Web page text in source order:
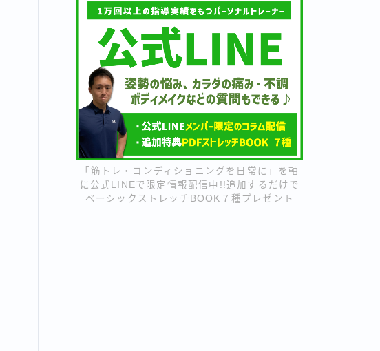
「筋トレ・コンディショニングを日常に」を軸
に公式LINEで限定情報配信中!!追加するだけで
ベーシックストレッチBOOK７種プレゼント